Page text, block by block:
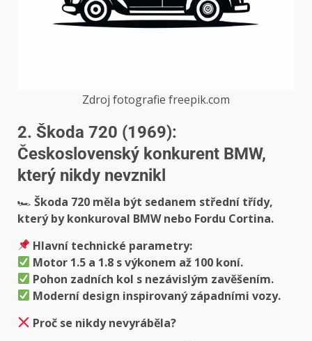
Zdroj fotografie freepik.com
2. Škoda 720 (1969):
Československý konkurent BMW,
který nikdy nevznikl
🏎 Škoda 720 měla být sedanem střední třídy,
který by konkuroval BMW nebo Fordu Cortina.
Hlavní technické parametry:
Motor 1.5 a 1.8 s výkonem až 100 koní.
Pohon zadních kol s nezávislým zavěšením.
Moderní design inspirovaný západními vozy.
Proč se nikdy nevyráběla?